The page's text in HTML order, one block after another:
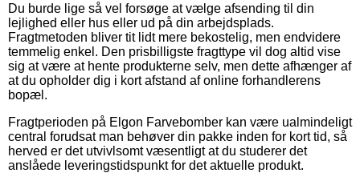
Du burde lige så vel forsøge at vælge afsending til din
lejlighed eller hus eller ud på din arbejdsplads.
Fragtmetoden bliver tit lidt mere bekostelig, men endvidere
temmelig enkel. Den prisbilligste fragttype vil dog altid vise
sig at være at hente produkterne selv, men dette afhænger af
at du opholder dig i kort afstand af online forhandlerens
bopæl.
Fragtperioden på Elgon Farvebomber kan være ualmindeligt
central forudsat man behøver din pakke inden for kort tid, så
herved er det utvivlsomt væsentligt at du studerer det
anslåede leveringstidspunkt for det aktuelle produkt.